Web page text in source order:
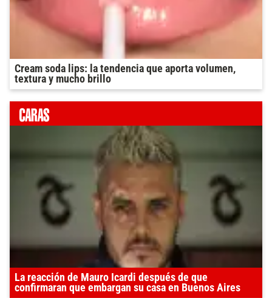
Cream soda lips: la tendencia que aporta volumen,
textura y mucho brillo
La reacción de Mauro Icardi después de que
confirmaran que embargan su casa en Buenos Aires